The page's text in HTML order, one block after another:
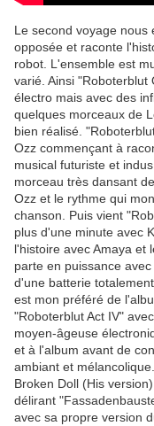
Le second voyage nous
opposée et raconte
robot. L'ensemble est
varié. Ainsi
électro mais avec des
quelques morceaux de
bien réalisé.
Ozz commençant à
musical futuriste et
morceau très dansant
Ozz et le rythme qui
chanson. Puis vient
plus d'une minute avec
l'histoire avec Amaya et
parte en puissance
d'une batterie
est mon préféré de
"Roboterblut Act IV"
moyen-âgeuse
et à l'album avant de
ambiant et
Broken Doll (His
délirant
avec sa propre version